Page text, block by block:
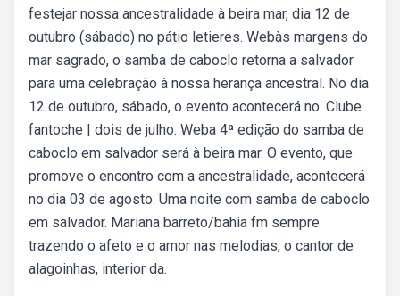
festejar nossa ancestralidade à beira mar, dia 12 de
outubro (sábado) no pátio letieres. Webàs margens do
mar sagrado, o samba de caboclo retorna a salvador
para uma celebração à nossa herança ancestral. No dia
12 de outubro, sábado, o evento acontecerá no. Clube
fantoche | dois de julho. Weba 4ª edição do samba de
caboclo em salvador será à beira mar. O evento, que
promove o encontro com a ancestralidade, acontecerá
no dia 03 de agosto. Uma noite com samba de caboclo
em salvador. Mariana barreto/bahia fm sempre
trazendo o afeto e o amor nas melodias, o cantor de
alagoinhas, interior da.